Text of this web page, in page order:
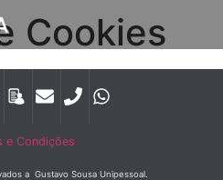
Cookies
e Condições
a Gustavo Sousa Unipessoal.